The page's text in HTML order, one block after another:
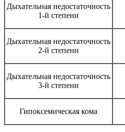
Дыхательная недостаточность
1-й степени
Дыхательная недостаточность
2-й степени
Дыхательная недостаточность
3-й степени
Гипоксемическая кома